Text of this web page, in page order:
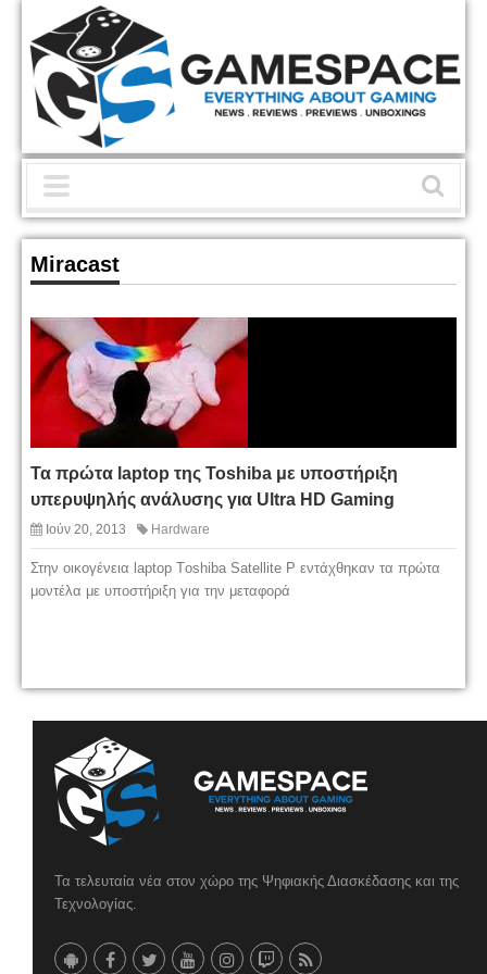
Miracast
Τα πρώτα laptop της Toshiba με υποστήριξη
υπερυψηλής ανάλυσης για Ultra HD Gaming
Ιούν 20, 2013 Hardware
Στην οικογένεια laptop Tοshiba Satellite P εντάχθηκαν τα πρώτα
μοντέλα με υποστήριξη για την μεταφορά
Τα τελευταία νέα στον χώρο της Ψηφιακής Διασκέδασης και της
Τεχνολογίας.